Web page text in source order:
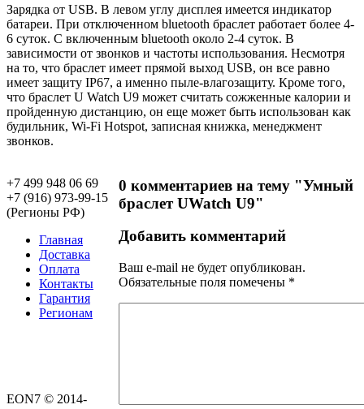
Зарядка от USB. В левом углу дисплея имеется индикатор
батареи. При отключенном bluetooth браслет работает более 4-
6 суток. С включенным bluetooth около 2-4 суток. В
зависимости от звонков и частоты использования. Несмотря
на то, что браслет имеет прямой выход USB, он все равно
имеет защиту IP67, а именно пыле-влагозащиту. Кроме того,
что браслет U Watch U9 может считать сожженные калории и
пройденную дистанцию, он еще может быть использован как
будильник, Wi-Fi Hotspot, записная книжка, менеджмент
звонков.
0 комментариев на тему "Умный
браслет UWatch U9"
Добавить комментарий
Ваш e-mail не будет опубликован.
Обязательные поля помечены *
+7 499 948 06 69
+7 (916) 973-99-15
(Регионы РФ)
Главная
Доставка
Оплата
Контакты
Гарантия
Регионам
EON7 © 2014-